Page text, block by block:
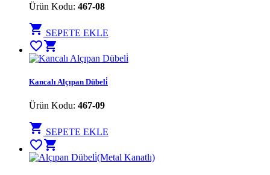
Ürün Kodu: 467-08
shopping_cart SEPETE EKLE
favorite_bordershopping_cart
Kancalı Alçıpan Dübeli̇
Ürün Kodu: 467-09
shopping_cart SEPETE EKLE
favorite_bordershopping_cart